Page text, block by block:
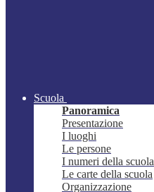
Scuola
Panoramica
Presentazione
I luoghi
Le persone
I numeri della scuola
Le carte della scuola
Organizzazione